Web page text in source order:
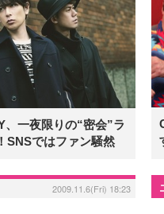
、一夜限りの“密会”ラ
SNSではファン騒然
2009.11.6(Fri) 18:23